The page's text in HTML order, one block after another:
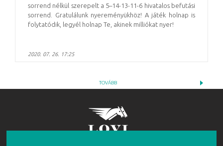
sorrend nélkül szerepelt a 5–14-13-11-6 hivatalos befutási
sorrend. Gratulálunk nyereményükhöz! A játék holnap is
folytatódik, legyél holnap Te, akinek milliókat nyer!
2020. 07. 26. 17:25
TOVÁBB